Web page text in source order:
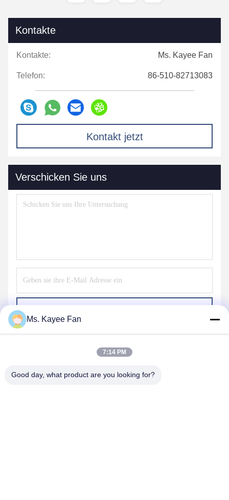
Kontakte
Kontakte: Ms. Kayee Fan
Telefon: 86-510-82713083
Kontakt jetzt
Verschicken Sie uns
Ms. Kayee Fan
7:14 PM
Good day, what product are you looking for?